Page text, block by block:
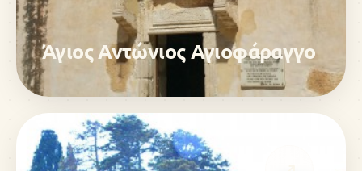
Άγιος Αντώνιος Αγιοφάραγγο